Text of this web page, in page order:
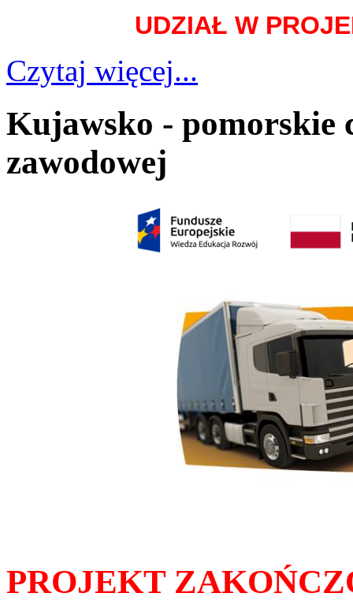
UDZIAŁ W
Czytaj więcej...
Kujawsko - pomorskie
zawodowej
PROJEKT